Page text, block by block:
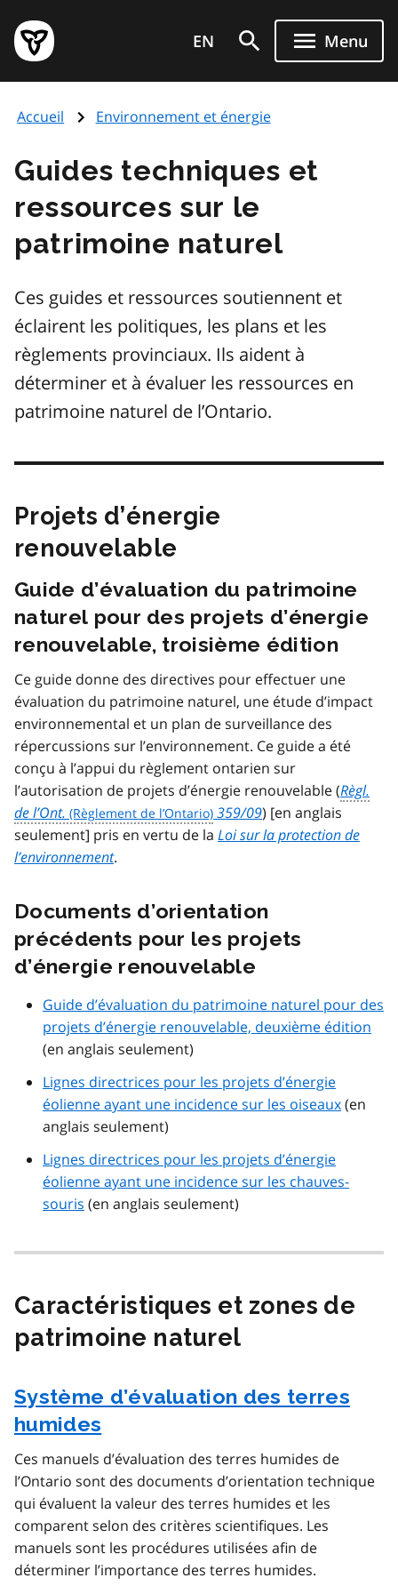
au
contenu
principal
Page
d'accueil
de
EN Menu
Accueil Environnement et énergie
Guides techniques et
ressources sur le
patrimoine naturel
Ces guides et ressources soutiennent et
éclairent les politiques, les plans et les
règlements provinciaux. Ils aident à
déterminer et à évaluer les ressources en
patrimoine naturel de l’Ontario.
Projets d’énergie
renouvelable
Guide d’évaluation du patrimoine
naturel pour des projets d’énergie
renouvelable, troisième édition
Ce guide donne des directives pour effectuer une
évaluation du patrimoine naturel, une étude d’impact
environnemental et un plan de surveillance des
répercussions sur l’environnement. Ce guide a été
conçu à l’appui du règlement ontarien sur
l’autorisation de projets d’énergie renouvelable (Règl.
de l’Ont.
359/09) [en anglais
seulement] pris en vertu de la Loi sur la protection de
l’environnement.
Documents d’orientation
précédents pour les projets
d’énergie renouvelable
Guide d’évaluation du patrimoine naturel pour des
projets d’énergie renouvelable, deuxième édition
(en anglais seulement)
Lignes directrices pour les projets d’énergie
éolienne ayant une incidence sur les oiseaux(en
anglais seulement)
Lignes directrices pour les projets d’énergie
éolienne ayant une incidence sur les chauves-
souris (en anglais seulement)
Caractéristiques et zones de
patrimoine naturel
Système d’évaluation des terres
humides
Ces manuels d’évaluation des terres humides de
l’Ontario sont des documents d’orientation technique
qui évaluent la valeur des terres humides et les
comparent selon des critères scientifiques. Les
manuels sont les procédures utilisées afin de
déterminer l’importance des terres humides.